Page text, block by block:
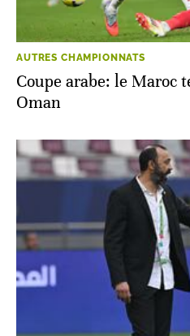
AUTRES CHAMPIONNATS
Coupe arabe: le Maroc
Oman